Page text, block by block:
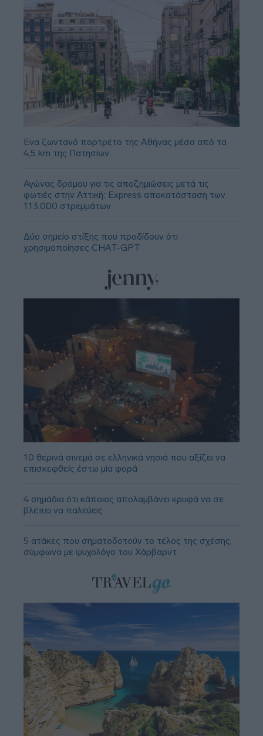
Ένα ζωντανό πορτρέτο της Αθήνας μέσα από τα
4,5 km της Πατησίων
Αγώνας δρόμου για τις αποζημιώσεις μετά τις
φωτιές στην Αττική: Express αποκατάσταση των
113.000 στρεμμάτων
Δύο σημείο στίξης που προδίδουν ότι
χρησιμοποίησες CHAT-GPT
10 θερινά σινεμά σε ελληνικά νησιά που αξίζει να
επισκεφθείς έστω μία φορά
4 σημάδια ότι κάποιος απολαμβάνει κρυφά να σε
βλέπει να παλεύεις
5 ατάκες που σηματοδοτούν το τέλος της σχέσης,
σύμφωνα με ψυχολόγο του Χάρβαρντ